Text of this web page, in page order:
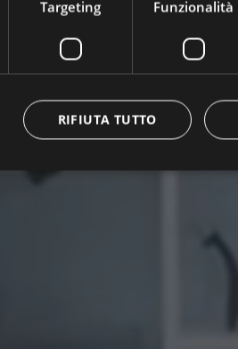
Targeting Funzionalità
RIFIUTA TUTTO